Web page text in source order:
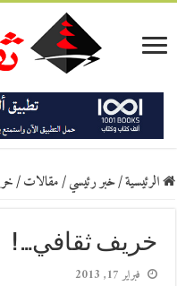
الرئيسية/خبر رئيسي/مقالات/
خريف ثقافي… !
فبراير 17, 2013